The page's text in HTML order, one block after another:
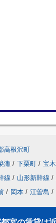
高根沢町
瀬 / 下栗町 / 宝
線 / 山形新幹線 /
/ 岡本 / 江曽島 /